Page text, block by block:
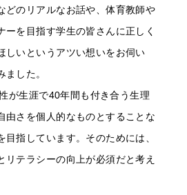
どのリアルなお話や、体育教師や
ーを目指す学生の皆さんに正しく
しいというアツい想いをお伺い
ました。
が生涯で40年間も付き合う生理
由さを個人的なものとすることな
目指しています。そのためには、
リテラシーの向上が必須だと考え